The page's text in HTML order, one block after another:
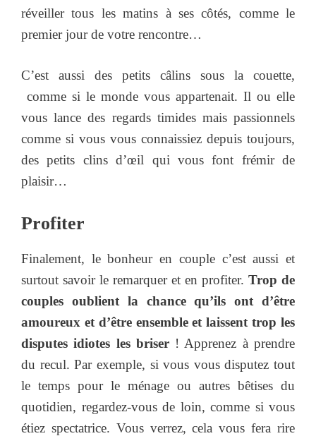
réveiller tous les matins à ses côtés, comme le
premier jour de votre rencontre…
C’est aussi des petits câlins sous la couette,
comme si le monde vous appartenait. Il ou elle
vous lance des regards timides mais passionnels
comme si vous vous connaissiez depuis toujours,
des petits clins d’œil qui vous font frémir de
plaisir…
Profiter
Finalement, le bonheur en couple c’est aussi et
surtout savoir le remarquer et en profiter. Trop de
couples oublient la chance qu’ils ont d’être
amoureux et d’être ensemble et laissent trop les
disputes idiotes les briser! Apprenez à prendre
du recul. Par exemple, si vous vous disputez tout
le temps pour le ménage ou autres bêtises du
quotidien, regardez-vous de loin, comme si vous
étiez spectatrice. Vous verrez, cela vous fera rire